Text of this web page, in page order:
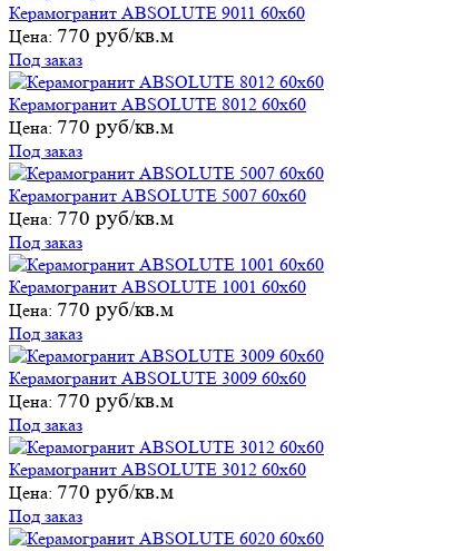
Керамогранит ABSOLUTE 9011 60х60
Цена: 770 руб/кв.м
Под заказ
Керамогранит ABSOLUTE 8012 60х60
Цена: 770 руб/кв.м
Под заказ
Керамогранит ABSOLUTE 5007 60х60
Цена: 770 руб/кв.м
Под заказ
Керамогранит ABSOLUTE 1001 60х60
Цена: 770 руб/кв.м
Под заказ
Керамогранит ABSOLUTE 3009 60х60
Цена: 770 руб/кв.м
Под заказ
Керамогранит ABSOLUTE 3012 60х60
Цена: 770 руб/кв.м
Под заказ